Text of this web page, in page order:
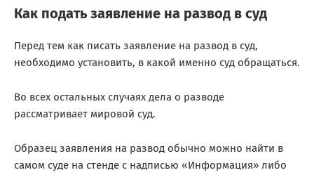
Как подать заявление на развод в суд
Перед тем как писать заявление на развод в суд,
необходимо установить, в какой именно суд обращаться.
Во всех остальных случаях дела о разводе
рассматривает мировой суд.
Образец заявления на развод обычно можно найти в
самом суде на стенде с надписью «Информация» либо